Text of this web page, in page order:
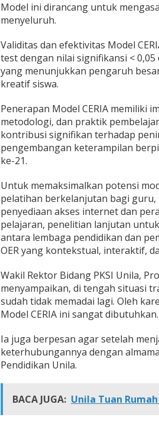
Model ini dirancang untuk
menyeluruh.
Validitas dan efektivitas Model
test dengan nilai signifikansi < 0,05
yang menunjukkan pengaruh
kreatif siswa.
Penerapan Model CERIA memiliki
metodologi, dan praktik
kontribusi signifikan terhadap
pengembangan keterampilan
ke-21.
Untuk memaksimalkan potensi
pelatihan berkelanjutan bagi guru,
penyediaan akses internet dan
pelajaran, penelitian lanjutan
antara lembaga pendidikan dan
OER yang kontekstual, interaktif,
Wakil Rektor Bidang PKSI Unila,
menyampaikan, di tengah situasi
sudah tidak memadai lagi. Oleh
Model CERIA ini sangat dibutuhkan.
Ia juga berpesan agar setelah
keterhubungannya dengan
Pendidikan Unila.
BACA JUGA: Unila Tuan